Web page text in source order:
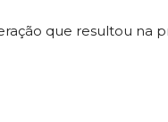
que resultou na